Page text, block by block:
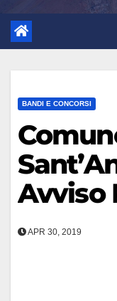
BANDI E CONCORSI
Avviso
APR 30, 2019